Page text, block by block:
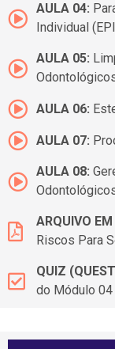
AULA 04:
Individual
AULA 05:
AULA 06:
AULA 07:
AULA 08:
ARQUIVO
Riscos Para
QUIZ
do Módulo